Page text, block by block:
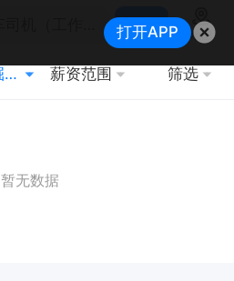
搜索
地图
化工/采掘/冶炼/能源化工 薪资范围 筛选
暂无数据
打开APP